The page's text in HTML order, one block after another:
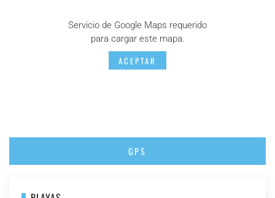
Servicio de Google Maps requerido
para cargar este mapa.
ACEPTAR
GPS